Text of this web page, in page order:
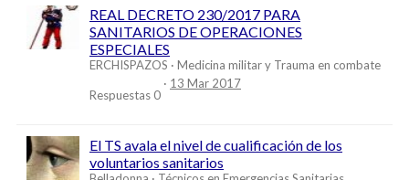
REAL DECRETO 230/2017 PARA
SANITARIOS DE OPERACIONES
ESPECIALES
ERCHISPAZOS Medicina militar y Trauma en combate
Respuestas 0
13 Mar 2017
El TS avala el nivel de cualificación de los
voluntarios sanitarios